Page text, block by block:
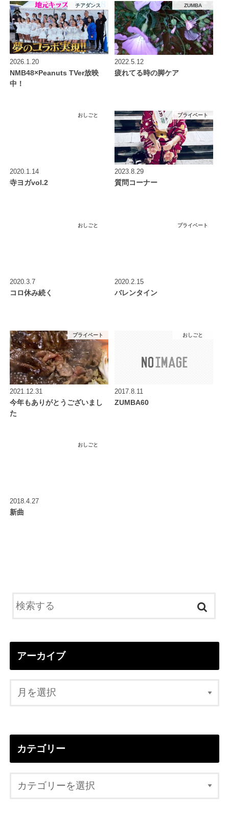
チアダンス
2026.1.20
NMB48×Peanuts TVer放映
中！
ZUMBA
2022.5.12
疲れてる時の脚ケア
おしごと
2020.1.14
寺ヨガvol.2
プライベート
2023.8.29
質問コーナー
おしごと
2020.3.7
コロ休み続く
プライベート
2020.2.15
バレンタイン
プライベート
2021.12.31
今年もありがとうございまし
た
おしごと
2017.8.11
ZUMBA60
おしごと
2018.4.27
新曲
アーカイブ
カテゴリー